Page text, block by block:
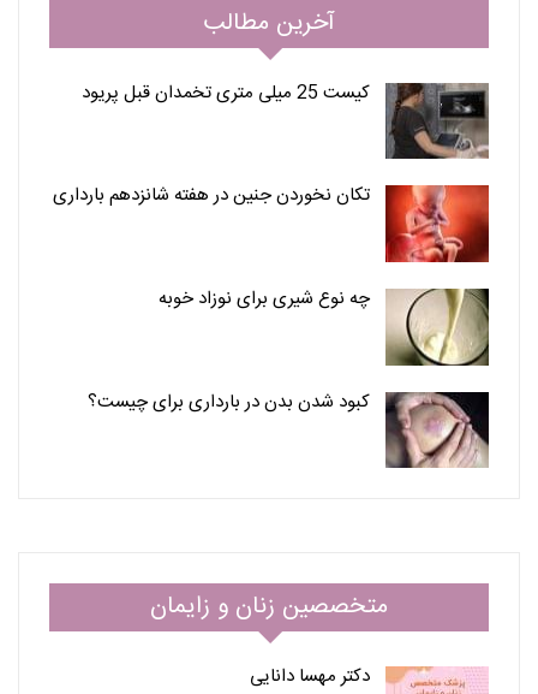
آخرین مطالب
کیست 25 میلی متری تخمدان قبل پریود
تکان نخوردن جنین در هفته شانزدهم بارداری
چه نوع شیری برای نوزاد خوبه
کبود شدن بدن در بارداری برای چیست؟
متخصصین زنان و زایمان
دکتر مهسا دانایی